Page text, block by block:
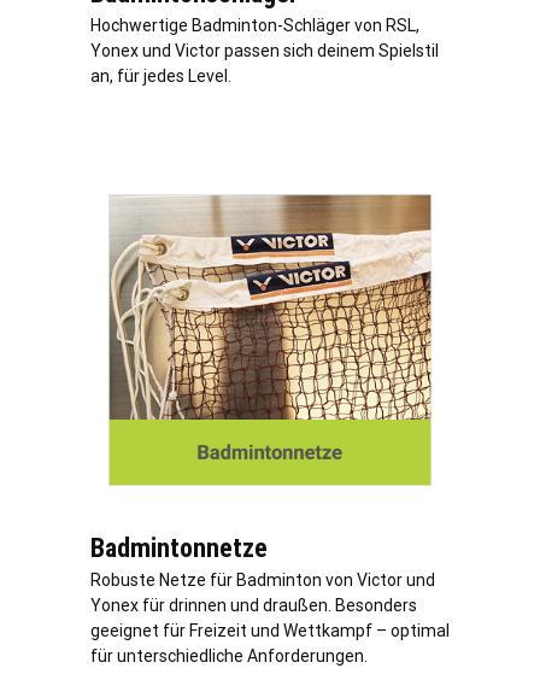
Hochwertige Badminton-Schläger von RSL,
Yonex und Victor passen sich deinem Spielstil
an, für jedes Level.
Badmintonnetze
Robuste Netze für Badminton von Victor und
Yonex für drinnen und draußen. Besonders
geeignet für Freizeit und Wettkampf – optimal
für unterschiedliche Anforderungen.